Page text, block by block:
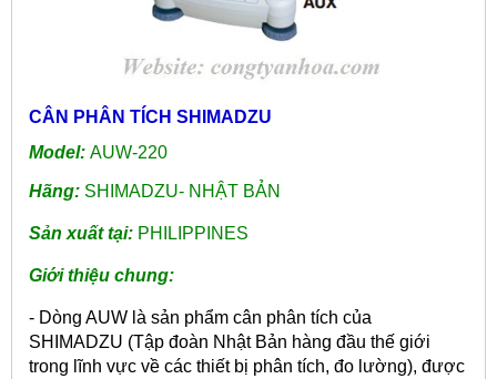
CÂN PHÂN TÍCH SHIMADZU
Model: AUW-220
Hãng: SHIMADZU- NHẬT BẢN
Sản xuất tại: PHILIPPINES
Giới thiệu chung:
- Dòng AUW là sản phẩm cân phân tích của
SHIMADZU (Tập đoàn Nhật Bản hàng đầu thế giới
trong lĩnh vực về các thiết bị phân tích, đo lường), được